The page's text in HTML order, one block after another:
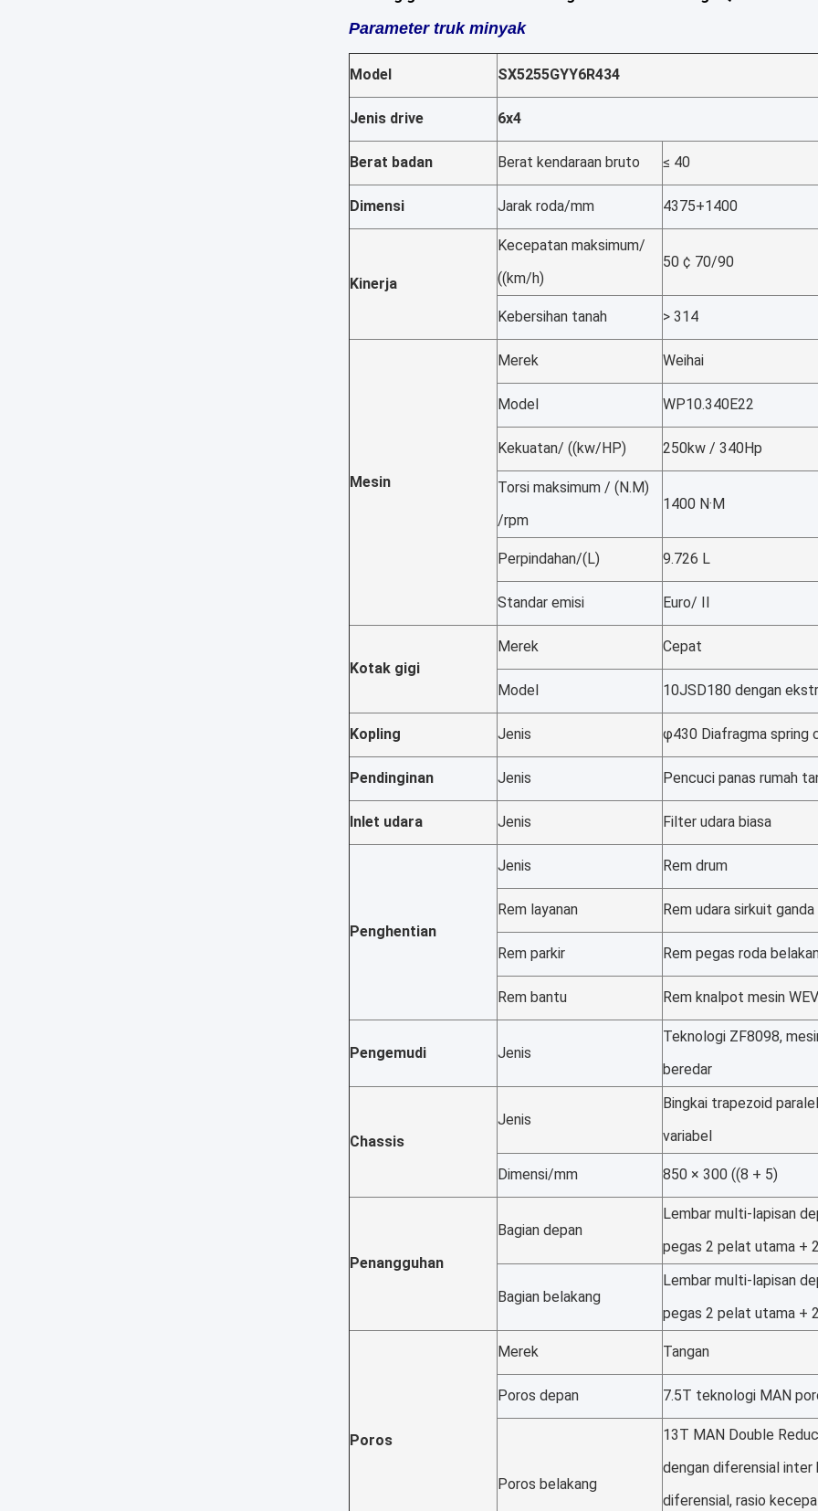
Parameter truk minyak
Model SX5255GYY6R434
Jenis drive 6x4
Berat badan Berat kendaraan bruto ≤ 40
Dimensi Jarak roda/mm 4375+1400
Kinerja
Kecepatan maksimum/
((km/h)
50 ¢ 70/90
Kebersihan tanah > 314
Mesin
Merek Weihai
Model WP10.340E22
Kekuatan/ ((kw/HP) 250kw / 340Hp
Torsi maksimum / (N.M)
/rpm
1400 N·M
Perpindahan/(L) 9.726 L
Standar emisi Euro/ II
Kotak gigi
Merek Cepat
Model 10JSD180 dengan
Kopling Jenis φ430 Diafragma spring
Pendinginan Jenis Pencuci panas rumah
Inlet udara Jenis Filter udara biasa
Penghentian
Jenis Rem drum
Rem layanan Rem udara sirkuit ganda
Rem parkir Rem pegas roda
Rem bantu Rem knalpot mesin
Pengemudi Jenis
Teknologi ZF8098,
beredar
Chassis
Jenis
Bingkai trapezoid
variabel
Dimensi/mm 850 × 300 ((8 + 5)
Penangguhan
Bagian depan
Lembar multi-lapisan
pegas 2 pelat utama +
Bagian belakang
Lembar multi-lapisan
pegas 2 pelat utama +
Poros
Merek Tangan
Poros depan 7.5T teknologi MAN
Poros belakang
13T MAN Double
dengan diferensial inter
diferensial, rasio